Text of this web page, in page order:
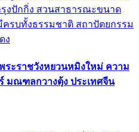
งปักกิ่ง สวนสาธารณะขนาด
รบทั้งธรรมชาติ สถาปัตยกรรม
ง
พระราชวังหยวนหมิงใหม่ ความ
มณฑลกวางตุ้ง ประเทศจีน